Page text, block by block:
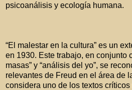
psicoanálisis y ecología humana.
“El malestar en la cultura” es un
en 1930. Este trabajo, en conjunto
masas” y “análisis del yo”, se
relevantes de Freud en el área de
considera uno de los textos críticos